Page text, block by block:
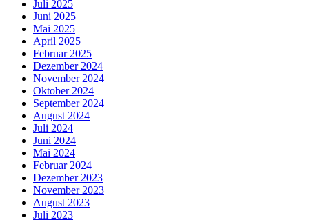
Juli 2025
Juni 2025
Mai 2025
April 2025
Februar 2025
Dezember 2024
November 2024
Oktober 2024
September 2024
August 2024
Juli 2024
Juni 2024
Mai 2024
Februar 2024
Dezember 2023
November 2023
August 2023
Juli 2023